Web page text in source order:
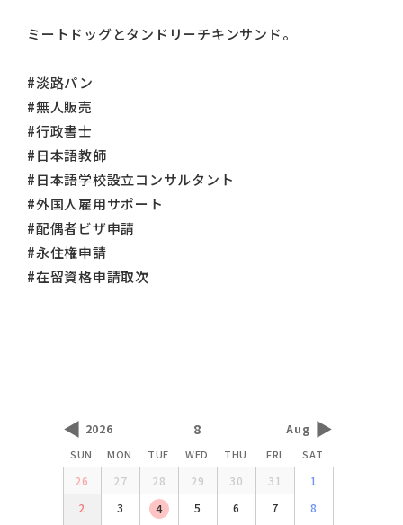
◀ 2026 8 Aug ▶
SUN MON TUE WED THU FRI SAT
26 27 28 29 30 31
1
2
3 4 5 6 7
8
ミートドッグとタンドリーチキンサンド。
#淡路パン
#無人販売
#行政書士
#日本語教師
#日本語学校設立コンサルタント
#外国人雇用サポート
#配偶者ビザ申請
#永住権申請
#在留資格申請取次